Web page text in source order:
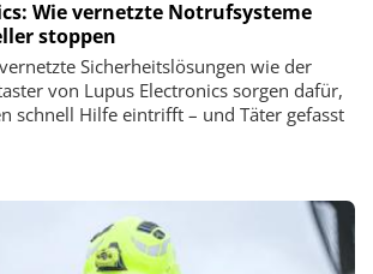
Wie vernetzte Notrufsysteme
stoppen
Sicherheitslösungen wie der
von Lupus Electronics sorgen dafür,
schnell Hilfe eintrifft – und Täter gefasst